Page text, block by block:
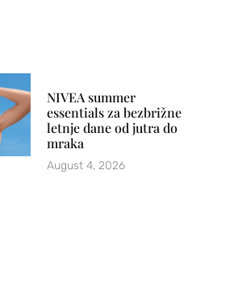
NIVEA summer
essentials za bezbrižne
letnje dane od jutra do
mraka
August 4, 2026